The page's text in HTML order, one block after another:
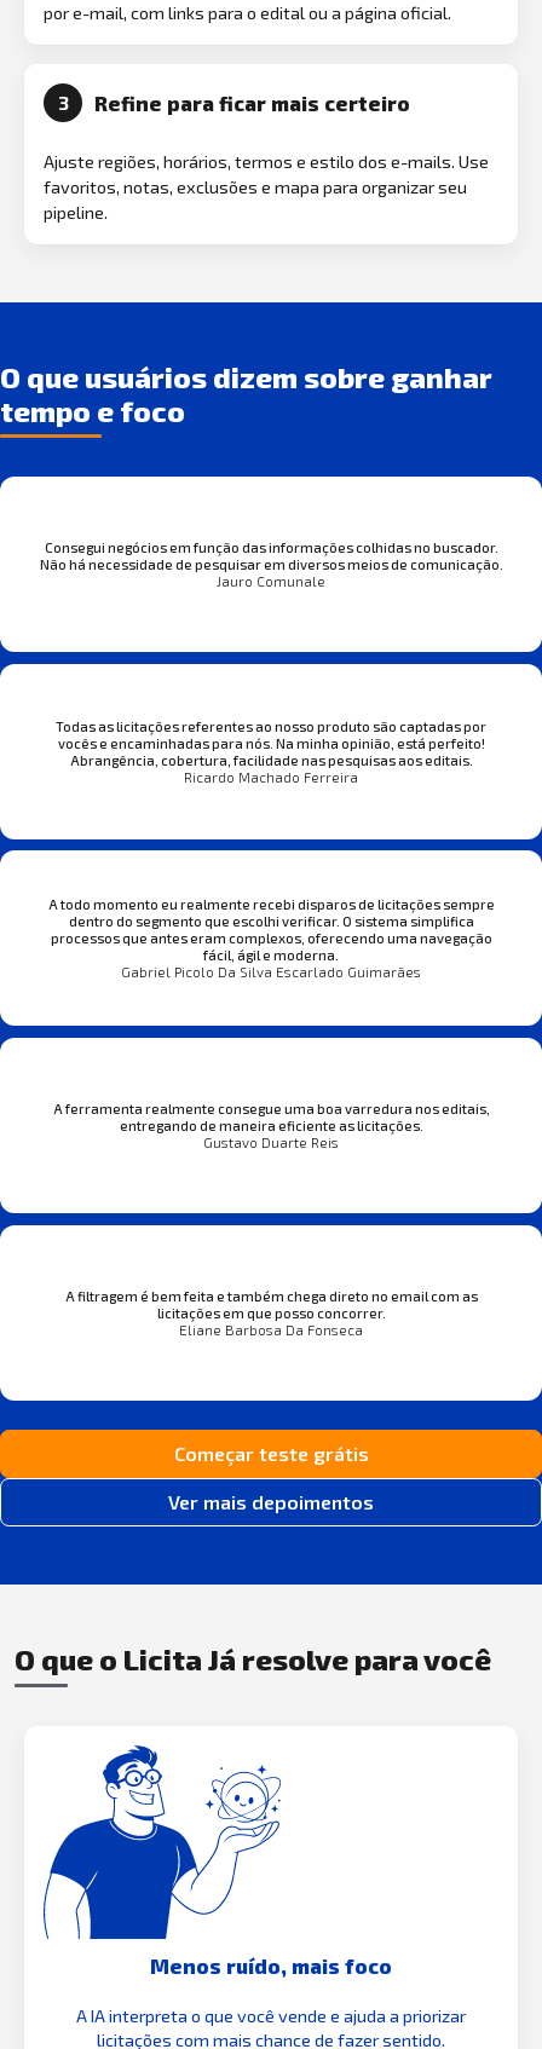
por e-mail, com links para o edital ou a página oficial.
3 Refine para ficar mais certeiro
Ajuste regiões, horários, termos e estilo dos e-mails. Use
favoritos, notas, exclusões e mapa para organizar seu
pipeline.
O que usuários dizem sobre ganhar
tempo e foco
Consegui negócios em função das informações colhidas no buscador.
Não há necessidade de pesquisar em diversos meios de comunicação.
Jauro Comunale
Todas as licitações referentes ao nosso produto são captadas por
vocês e encaminhadas para nós. Na minha opinião, está perfeito!
Abrangência, cobertura, facilidade nas pesquisas aos editais.
Ricardo Machado Ferreira
A todo momento eu realmente recebi disparos de licitações sempre
dentro do segmento que escolhi verificar. O sistema simplifica
processos que antes eram complexos, oferecendo uma navegação
fácil, ágil e moderna.
Gabriel Picolo Da Silva Escarlado Guimarães
A ferramenta realmente consegue uma boa varredura nos editais,
entregando de maneira eficiente as licitações.
Gustavo Duarte Reis
A filtragem é bem feita e também chega direto no email com as
licitações em que posso concorrer.
Eliane Barbosa Da Fonseca
Começar teste grátis
Ver mais depoimentos
O que o Licita Já resolve para você
Menos ruído, mais foco
A IA interpreta o que você vende e ajuda a priorizar
licitações com mais chance de fazer sentido.